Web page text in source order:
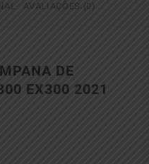
AVALIAÇÕES (0)
DE
EX300 2021